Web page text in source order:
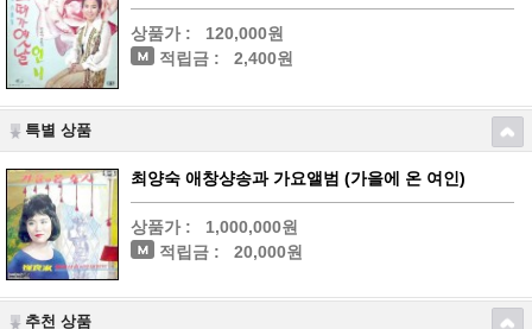
상품가 :
120,000원
적립금 :
2,400원
특별 상품
최양숙 애창샹송과 가요앨범 (가을에 온 여인)
상품가 :
1,000,000원
적립금 :
20,000원
추천 상품